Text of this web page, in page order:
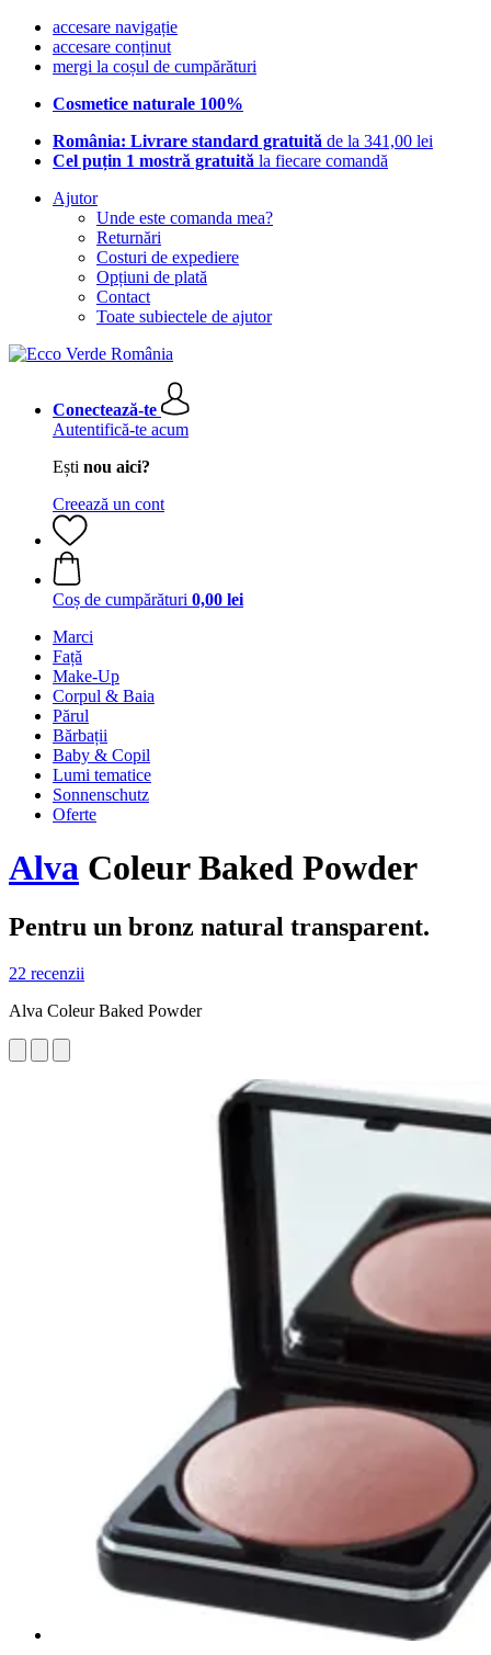
accesare navigație
accesare conținut
mergi la coșul de cumpărături
Cosmetice naturale 100%
România: Livrare standard gratuită de la 341,00 lei
Cel puțin 1 mostră gratuită la fiecare comandă
Ajutor
Unde este comanda mea?
Returnări
Costuri de expediere
Opțiuni de plată
Contact
Toate subiectele de ajutor
Conectează-te
Autentifică-te acum
Ești nou aici?
Creează un cont
Coș de cumpărături 0,00 lei
Marci
Față
Make-Up
Corpul & Baia
Părul
Bărbații
Baby & Copil
Lumi tematice
Sonnenschutz
Oferte
Alva Coleur Baked Powder
Pentru un bronz natural transparent.
22 recenzii
Alva Coleur Baked Powder